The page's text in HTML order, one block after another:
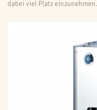
dabei viel Platz einzunehmen.